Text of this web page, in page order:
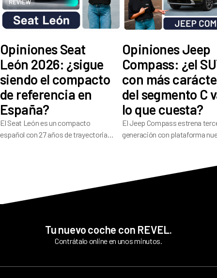
Opiniones Seat
León 2026: ¿sigue
siendo el compacto
de referencia en
España?
El Seat León es un compacto
español con 27 años de trayectoria
Opiniones Jeep
Compass: ¿el
con más
del segmento C
lo que cuesta?
El Jeep Compass estrena
generación con plataforma
su historial pesa: ¿ha
los problemas que alejaron a
Tu nuevo coche con REVEL.
Contrátalo online en unos minutos.